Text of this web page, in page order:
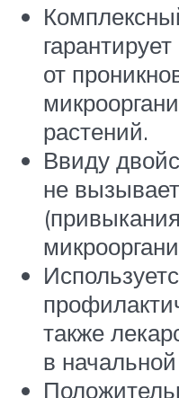
от
растений.
Ввиду
не
также
в